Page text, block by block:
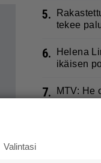
5.
tekee
6.
Helena
ikäisen
7.
MTV: He
Kanssa
Sampo
Valintasi